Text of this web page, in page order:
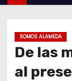
SOMOS ALAMEDA
De las
al